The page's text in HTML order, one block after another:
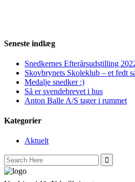
Seneste indlæg
Snedkernes Efterårsudstilling
Skovbrynets Skoleklub – et fedt
Medalje snedker :)
Så er svendebrevet i hus
Anton Balle A/S tager i rummet
Kategorier
Aktuelt
Search
for: